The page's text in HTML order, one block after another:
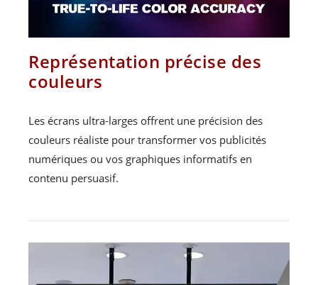
Représentation précise des
couleurs
Les écrans ultra-larges offrent une précision des
couleurs réaliste pour transformer vos publicités
numériques ou vos graphiques informatifs en
contenu persuasif.